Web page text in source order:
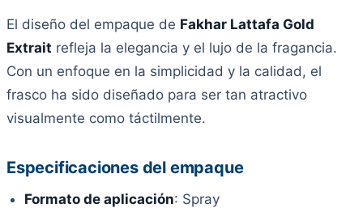
El diseño del empaque de Fakhar Lattafa Gold
Extrait refleja la elegancia y el lujo de la fragancia.
Con un enfoque en la simplicidad y la calidad, el
frasco ha sido diseñado para ser tan atractivo
visualmente como táctilmente.
Especificaciones del empaque
Formato de aplicación: Spray